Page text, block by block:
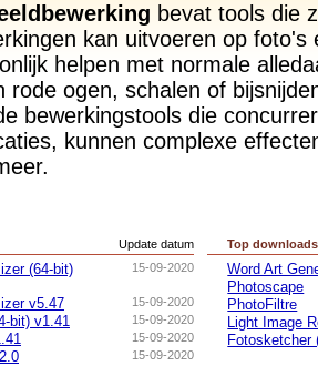
bevat tools die
kan uitvoeren op foto's
helpen met normale
rode ogen, schalen of
bewerkingstools die
kunnen complexe
Update datum
15-09-2020
(64-bit)
15-09-2020
v5.47
15-09-2020
bit) v1.41
15-09-2020
15-09-2020
Top downloads
Word Art
Photoscape
PhotoFiltre
Light Image
Fotosketcher